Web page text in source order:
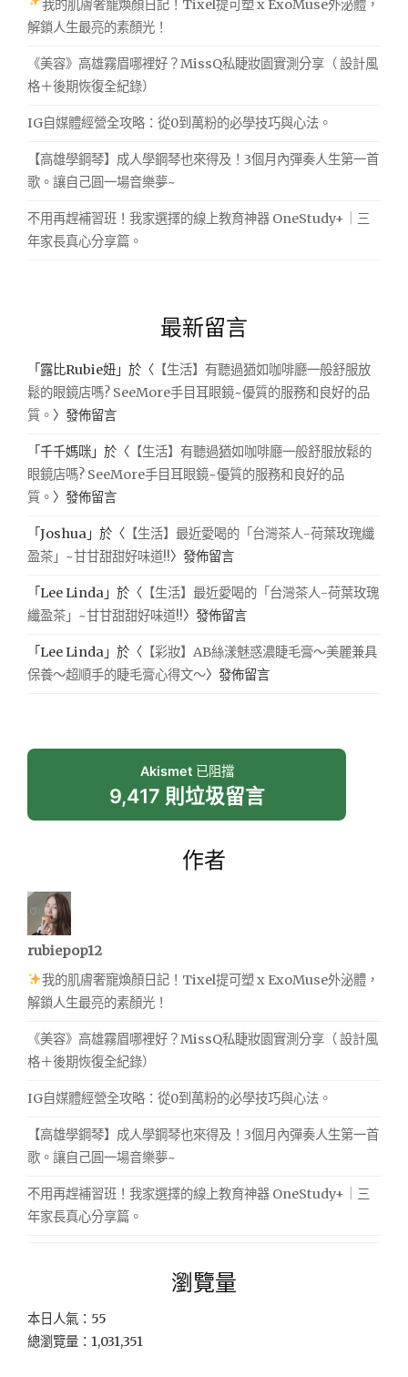
我的肌膚奢寵煥顏日記！Tixel提可塑 x ExoMuse外泌體，
解鎖人生最亮的素顏光！
《美容》高雄霧眉哪裡好？MissQ私睫妝園實測分享（ 設計風
格＋後期恢復全紀錄）
IG自媒體經營全攻略：從0到萬粉的必學技巧與心法。
【高雄學鋼琴】成人學鋼琴也來得及！3個月內彈奏人生第一首
歌。讓自己圓一場音樂夢~
不用再趕補習班！我家選擇的線上教育神器 OneStudy+｜三
年家長真心分享篇。
最新留言
「 露比Rubie妞 」於〈 【生活】有聽過猶如咖啡廳一般舒服放
鬆的眼鏡店嗎? SeeMore手目耳眼鏡~優質的服務和良好的品
質。 〉發佈留言
「千千媽咪 」於〈 【生活】有聽過猶如咖啡廳一般舒服放鬆的
眼鏡店嗎? SeeMore手目耳眼鏡~優質的服務和良好的品
質。 〉發佈留言
「Joshua 」於〈 【生活】最近愛喝的「台灣茶人-荷葉玫瑰纖
盈茶」~甘甘甜甜好味道!!〉發佈留言
「Lee Linda 」於〈 【生活】最近愛喝的「台灣茶人-荷葉玫瑰
纖盈茶」~甘甘甜甜好味道!!〉發佈留言
「Lee Linda 」於〈 【彩妝】AB絲漾魅惑濃睫毛膏～美麗兼具
保養～超順手的睫毛膏心得文～〉發佈留言
Akismet已阻擋
9,417 則垃圾留言
作者
rubiepop12
我的肌膚奢寵煥顏日記！Tixel提可塑 x ExoMuse外泌體，
解鎖人生最亮的素顏光！
《美容》高雄霧眉哪裡好？MissQ私睫妝園實測分享（ 設計風
格＋後期恢復全紀錄）
IG自媒體經營全攻略：從0到萬粉的必學技巧與心法。
【高雄學鋼琴】成人學鋼琴也來得及！3個月內彈奏人生第一首
歌。讓自己圓一場音樂夢~
不用再趕補習班！我家選擇的線上教育神器 OneStudy+｜三
年家長真心分享篇。
瀏覽量
本日人氣：55
總瀏覽量：1,031,351